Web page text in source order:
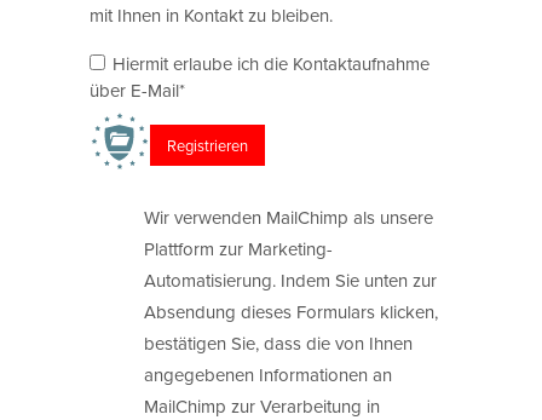
mit Ihnen in Kontakt zu bleiben.
Hiermit erlaube ich die Kontaktaufnahme
über E-Mail*
Wir verwenden MailChimp als unsere
Plattform zur Marketing-
Automatisierung. Indem Sie unten zur
Absendung dieses Formulars klicken,
bestätigen Sie, dass die von Ihnen
angegebenen Informationen an
MailChimp zur Verarbeitung in